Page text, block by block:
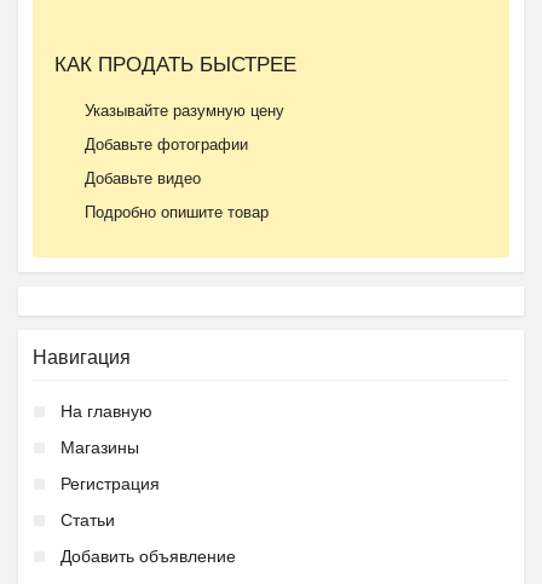
КАК ПРОДАТЬ БЫСТРЕЕ
Указывайте разумную цену
Добавьте фотографии
Добавьте видео
Подробно опишите товар
Навигация
На главную
Магазины
Регистрация
Статьи
Добавить объявление